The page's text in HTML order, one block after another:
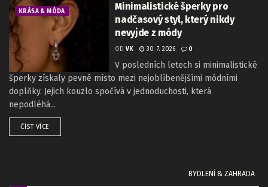
KRÁSA & MÓDA
Minimalistické šperky pro
nadčasový styl, který nikdy
nevyjde z módy
OD VK 30. 7. 2026 0
V posledních letech si minimalistické
šperky získaly pevné místo mezi nejoblíbenějšími módními
doplňky. Jejich kouzlo spočívá v jednoduchosti, která
nepodléhá...
ČÍST VÍCE
BYDLENÍ & ZAHRADA